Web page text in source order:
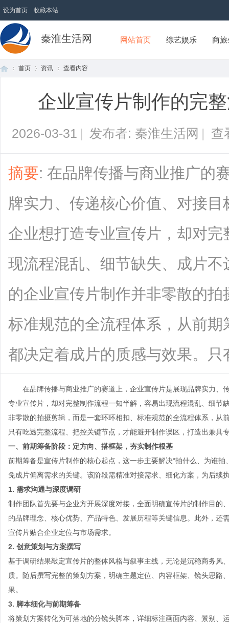
设为首页 收藏本站
秦淮生活网 网站首页 综艺娱乐 商
首页 资讯 查看内容
企业宣传片制作的完
2026-03-31 | 发布者: 秦淮生活网 | 查
摘要: 在品牌传播与商业推广的
牌实力、传递核心价值、对接
企业想打造专业宣传片，却对
现流程混乱、细节缺失、成片
的企业宣传片制作并非零散的
标准规范的全流程体系，从前
都决定着成片的质感与效果。只
在品牌传播与商业推广的赛道上，企业宣传片是展现品牌实力、
专业宣传片，却对完整制作流程一知半解，容易出现流程混乱、细节
非零散的拍摄剪辑，而是一套环环相扣、标准规范的全流程体系，从
只有吃透完整流程、把控关键节点，才能避开制作误区，打造出兼具
一、前期筹备阶段：定方向、搭框架，夯实制作根基
前期筹备是宣传片制作的核心起点，这一步主要解决“拍什么、为谁
免成片偏离需求的关键。该阶段需精准对接需求、细化方案，为后续
1. 需求沟通与深度调研
制作团队首先要与企业方开展深度对接，全面明确宣传片的制作目的
的品牌理念、核心优势、产品特色、发展历程等关键信息。此外，
宣传片贴合企业定位与市场需求。
2. 创意策划与方案撰写
基于调研结果敲定宣传片的整体风格与叙事主线，无论是沉稳商务风
质。随后撰写完整的策划方案，明确主题定位、内容框架、镜头思
果。
3. 脚本细化与前期筹备
将策划方案转化为可落地的分镜头脚本，详细标注画面内容、景别、